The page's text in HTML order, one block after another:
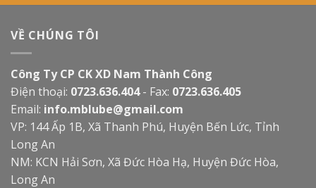
VỀ CHÚNG TÔI
Công Ty CP CK XD Nam Thành Công
Điện thoại: 0723.636.404- Fax: 0723.636.405
Email: info.mblube@gmail.com
VP: 144 Ấp 1B, Xã Thanh Phú, Huyện Bến Lức, Tỉnh
Long An
NM: KCN Hải Sơn, Xã Đức Hòa Hạ, Huyện Đức Hòa,
Long An